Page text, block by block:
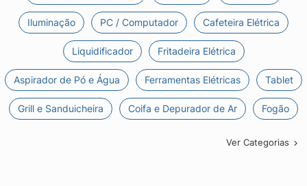
Iluminação PC / Computador Cafeteira Elétrica
Liquidificador Fritadeira Elétrica
Aspirador de Pó e Água Ferramentas Elétricas Tablet
Grill e Sanduicheira Coifa e Depurador de Ar Fogão
Ver Categorias